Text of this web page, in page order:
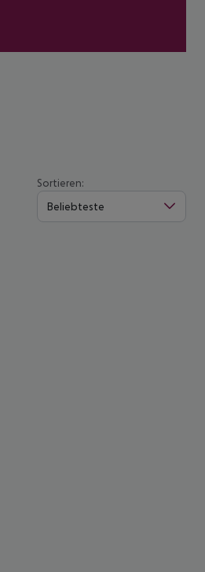
Sortieren:
Beliebteste